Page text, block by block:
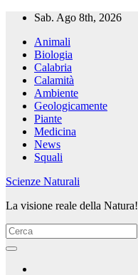
Salta
contenuto
Sab. Ago 8th, 2026
Animali
Biologia
Calabria
Calamità
Ambiente
Geologicamente
Piante
Medicina
News
Squali
Scienze Naturali
La visione reale della Natura!